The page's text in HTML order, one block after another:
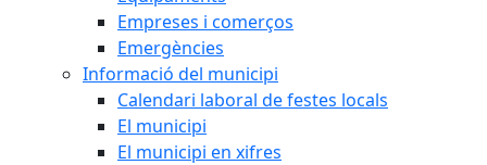
Empreses i comerços
Emergències
Informació del municipi
Calendari laboral de festes locals
El municipi
El municipi en xifres